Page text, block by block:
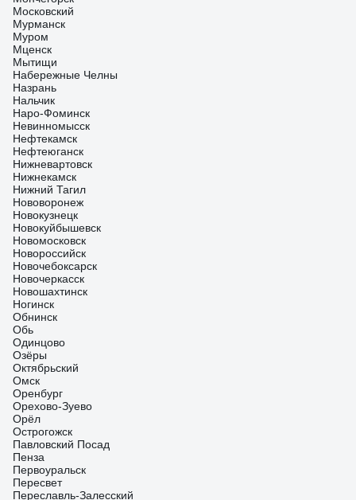
Московский
Мурманск
Муром
Мценск
Мытищи
Набережные Челны
Назрань
Нальчик
Наро-Фоминск
Невинномысск
Нефтекамск
Нефтеюганск
Нижневартовск
Нижнекамск
Нижний Тагил
Нововоронеж
Новокузнецк
Новокуйбышевск
Новомосковск
Новороссийск
Новочебоксарск
Новочеркасск
Новошахтинск
Ногинск
Обнинск
Обь
Одинцово
Озёры
Октябрьский
Омск
Оренбург
Орехово-Зуево
Орёл
Острогожск
Павловский Посад
Пенза
Первоуральск
Пересвет
Переславль-Залесский